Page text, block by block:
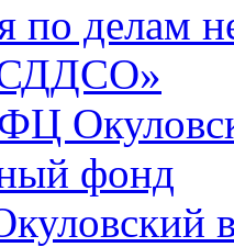
по делам
фонд